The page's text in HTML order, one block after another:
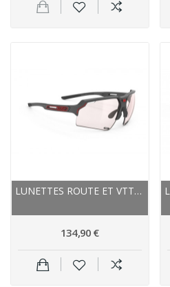
LUNETTES ROUTE ET VTT - RUDY PROJECT DELTABEAT...
134,90 €